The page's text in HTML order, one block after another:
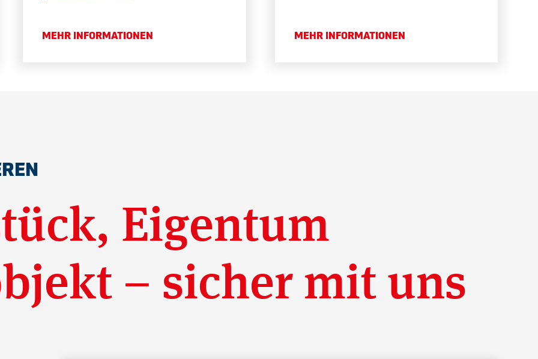
MEHR INFORMATIONEN MEHR INFORMATIONEN
Eigentum
– sicher mit uns